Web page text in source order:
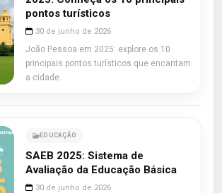
pontos turísticos
30 de junho de 2026
João Pessoa em 2025: explore os 10
principais pontos turísticos que encantam
a cidade.
EDUCAÇÃO
SAEB 2025: Sistema de
Avaliação da Educação Básica
30 de junho de 2026